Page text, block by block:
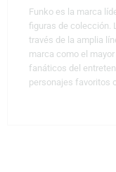
Funko es la marca
figuras de colección.
través de la amplia
marca como el
fanáticos del
personajes favoritos